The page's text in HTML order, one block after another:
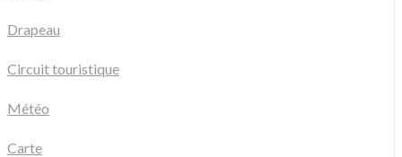
Drapeau
Circuit touristique
Météo
Carte